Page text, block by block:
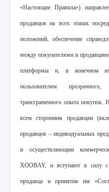
«Настоящие Правила»)
продавцов на всех этапах
положений, обеспечение
между покупателями и
платформы и, в конечном
пользователям
трансграничного опыта
всем сторонним продавцам
продавцов – индивидуальных
и осуществляющим
XOOBAY, и вступают в силу с
продавца и принятия им